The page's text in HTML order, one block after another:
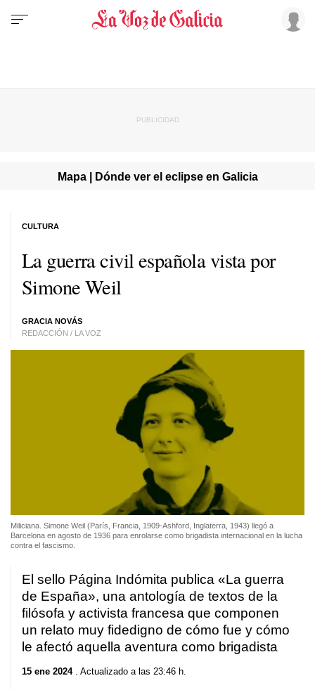
Mapa | Dónde ver el eclipse en Galicia
La guerra civil española vista por
Simone Weil
GRACIA NOVÁS
REDACCIÓN / LA VOZ
CULTURA
Miliciana. Simone Weil (París, Francia, 1909-Ashford, Inglaterra, 1943) llegó a
Barcelona en agosto de 1936 para enrolarse como brigadista internacional en la lucha
contra el fascismo.
El sello Página Indómita publica «La guerra
de España», una antología de textos de la
filósofa y activista francesa que componen
un relato muy fidedigno de cómo fue y cómo
le afectó aquella aventura como brigadista
15 ene 2024. Actualizado a las 23:46 h.